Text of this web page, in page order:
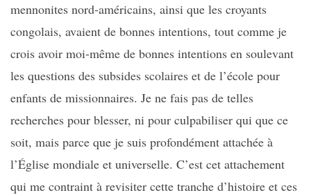
mennonites nord-américains, ainsi que les croyants
congolais, avaient de bonnes intentions, tout comme je
crois avoir moi-même de bonnes intentions en soulevant
les questions des subsides scolaires et de l’école pour
enfants de missionnaires. Je ne fais pas de telles
recherches pour blesser, ni pour culpabiliser qui que ce
soit, mais parce que je suis profondément attachée à
l’Église mondiale et universelle. C’est cet attachement
qui me contraint à revisiter cette tranche d’histoire et ces